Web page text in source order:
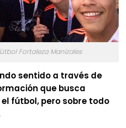
Fortaleza Manizales
sentido a través de
que busca
fútbol, pero sobre todo